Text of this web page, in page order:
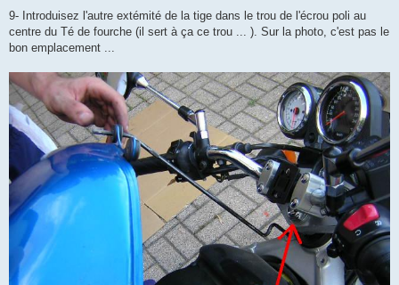
9- Introduisez l'autre extémité de la tige dans le trou de l'écrou poli au
centre du Té de fourche (il sert à ça ce trou ... ). Sur la photo, c'est pas le
bon emplacement ...